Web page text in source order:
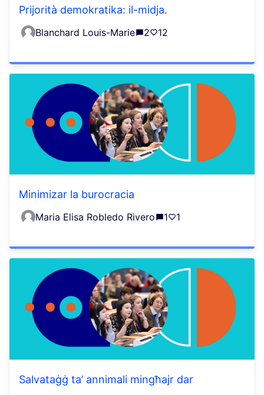
Prijorità demokratika: il-midja.
Blanchard Louis-Marie 2 12
Minimizar la burocracia
Maria Elisa Robledo Rivero 1 1
Salvataġġ ta’ annimali mingħajr dar